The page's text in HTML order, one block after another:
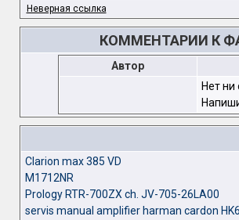
Неверная ссылка
КОММЕНТАРИИ К
Автор
Нет ни
Clarion max 385 VD
M1712NR
Prology RTR-700ZX ch. JV-705-26LA00
servis manual amplifier harman cardon